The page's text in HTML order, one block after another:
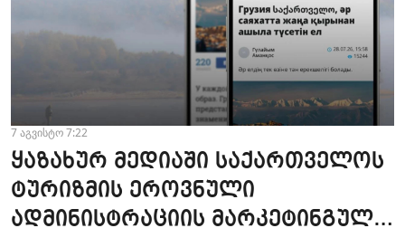
7 აგვისტო 7:22
ყაზახურ მედიაში საქართველოს
ტურიზმის ეროვნული
ადმინისტრაციის მარკეტინგული